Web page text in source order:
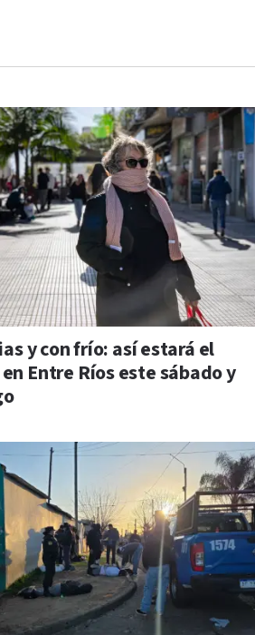
y con frío: así estará el
Entre Ríos este sábado y